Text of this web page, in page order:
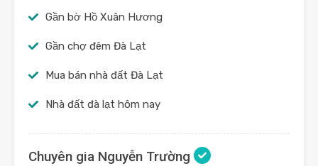
Gần bờ Hồ Xuân Hương
Gần chợ đêm Đà Lạt
Mua bán nhà đất Đà Lạt
Nhà đất đà lạt hôm nay
Chuyên gia Nguyễn Trường